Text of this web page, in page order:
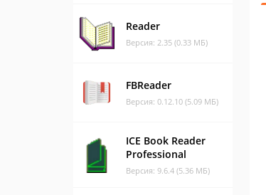
Reader
Версия: 2.35 (0.33 МБ)
FBReader
Версия: 0.12.10 (5.09 МБ)
ICE Book Reader
Professional
Версия: 9.6.4 (5.36 МБ)